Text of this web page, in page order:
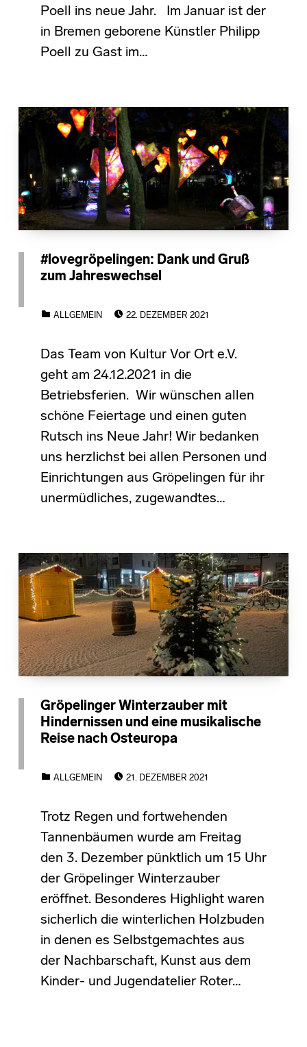
Poell ins neue Jahr. Im Januar ist der
in Bremen geborene Künstler Philipp
Poell zu Gast im…
#lovegröpelingen: Dank und Gruß
zum Jahreswechsel
ALLGEMEIN
22. DEZEMBER 2021
Das Team von Kultur Vor Ort e.V.
geht am 24.12.2021 in die
Betriebsferien. Wir wünschen allen
schöne Feiertage und einen guten
Rutsch ins Neue Jahr! Wir bedanken
uns herzlichst bei allen Personen und
Einrichtungen aus Gröpelingen für ihr
unermüdliches, zugewandtes…
Gröpelinger Winterzauber mit
Hindernissen und eine musikalische
Reise nach Osteuropa
ALLGEMEIN
21. DEZEMBER 2021
Trotz Regen und fortwehenden
Tannenbäumen wurde am Freitag
den 3. Dezember pünktlich um 15 Uhr
der Gröpelinger Winterzauber
eröffnet. Besonderes Highlight waren
sicherlich die winterlichen Holzbuden
in denen es Selbstgemachtes aus
der Nachbarschaft, Kunst aus dem
Kinder- und Jugendatelier Roter…